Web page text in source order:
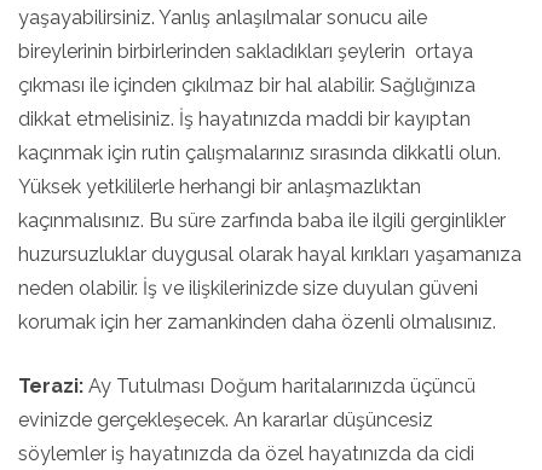
yaşayabilirsiniz. Yanlış anlaşılmalar sonucu aile
bireylerinin birbirlerinden sakladıkları şeylerin ortaya
çıkması ile içinden çıkılmaz bir hal alabilir. Sağlığınıza
dikkat etmelisiniz. İş hayatınızda maddi bir kayıptan
kaçınmak için rutin çalışmalarınız sırasında dikkatli olun.
Yüksek yetkililerle herhangi bir anlaşmazlıktan
kaçınmalısınız. Bu süre zarfında baba ile ilgili gerginlikler
huzursuzluklar duygusal olarak hayal kırıkları yaşamanıza
neden olabilir. İş ve ilişkilerinizde size duyulan güveni
korumak için her zamankinden daha özenli olmalısınız.
Terazi: Ay Tutulması Doğum haritalarınızda üçüncü
evinizde gerçekleşecek. An kararlar düşüncesiz
söylemler iş hayatınızda da özel hayatınızda da cidi